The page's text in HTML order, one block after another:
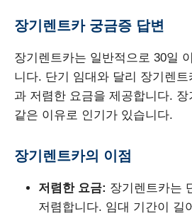
장기렌트카 궁금증 답변
장기렌트카는 일반적으로 30일
니다. 단기 임대와 달리 장기렌
과 저렴한 요금을 제공합니다.
같은 이유로 인기가 있습니다.
장기렌트카의 이점
저렴한 요금: 장기렌트카는
저렴합니다. 임대 기간이 길